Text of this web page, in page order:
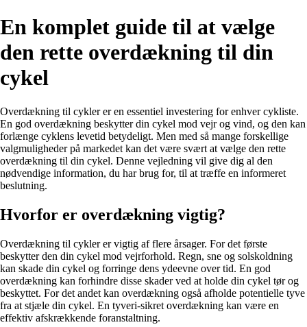
En komplet guide til at vælge
den rette overdækning til din
cykel
Overdækning til cykler er en essentiel investering for enhver cykliste.
En god overdækning beskytter din cykel mod vejr og vind, og den kan
forlænge cyklens levetid betydeligt. Men med så mange forskellige
valgmuligheder på markedet kan det være svært at vælge den rette
overdækning til din cykel. Denne vejledning vil give dig al den
nødvendige information, du har brug for, til at træffe en informeret
beslutning.
Hvorfor er overdækning vigtig?
Overdækning til cykler er vigtig af flere årsager. For det første
beskytter den din cykel mod vejrforhold. Regn, sne og solskoldning
kan skade din cykel og forringe dens ydeevne over tid. En god
overdækning kan forhindre disse skader ved at holde din cykel tør og
beskyttet. For det andet kan overdækning også afholde potentielle tyve
fra at stjæle din cykel. En tyveri-sikret overdækning kan være en
effektiv afskrækkende foranstaltning.